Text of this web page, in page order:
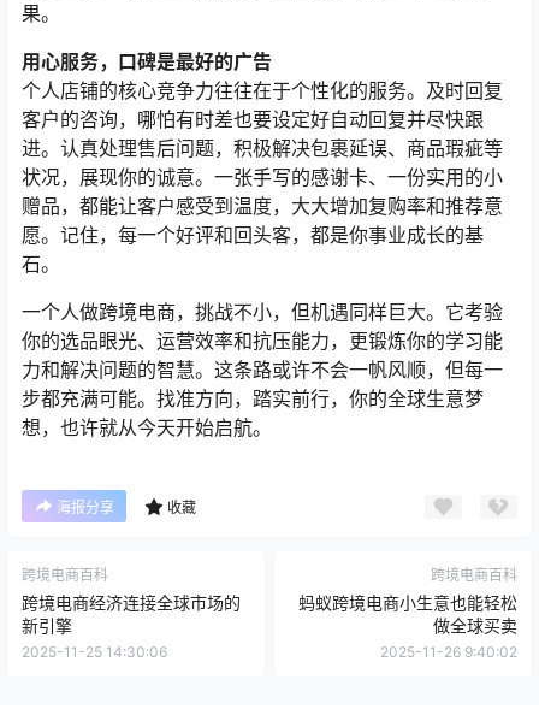
果。
用心服务，口碑是最好的广告
个人店铺的核心竞争力往往在于个性化的服务。及时回复
客户的咨询，哪怕有时差也要设定好自动回复并尽快跟
进。认真处理售后问题，积极解决包裹延误、商品瑕疵等
状况，展现你的诚意。一张手写的感谢卡、一份实用的小
赠品，都能让客户感受到温度，大大增加复购率和推荐意
愿。记住，每一个好评和回头客，都是你事业成长的基
石。
一个人做跨境电商，挑战不小，但机遇同样巨大。它考验
你的选品眼光、运营效率和抗压能力，更锻炼你的学习能
力和解决问题的智慧。这条路或许不会一帆风顺，但每一
步都充满可能。找准方向，踏实前行，你的全球生意梦
想，也许就从今天开始启航。
海报分享 收藏
跨境电商百科
跨境电商经济连接全球市场的
新引擎
2025-11-25 14:30:06
跨境电商百科
蚂蚁跨境电商小生意也能轻松
做全球买卖
2025-11-26 9:40:02